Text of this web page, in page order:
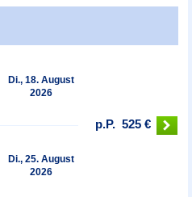
Di., 18. August
2026
Di., 25. August
2026
p.P. 525 €